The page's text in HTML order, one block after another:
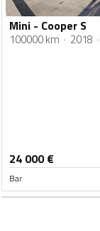
Mini - Cooper S
100000 km 2018
24 000€
Bar